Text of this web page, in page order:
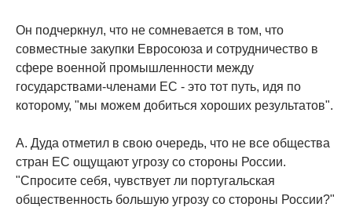
Он подчеркнул, что не сомневается в том, что
совместные закупки Евросоюза и сотрудничество в
сфере военной промышленности между
государствами-членами ЕС - это тот путь, идя по
которому, "мы можем добиться хороших результатов".
А. Дуда отметил в свою очередь, что не все общества
стран ЕС ощущают угрозу со стороны России.
"Спросите себя, чувствует ли португальская
общественность большую угрозу со стороны России?"